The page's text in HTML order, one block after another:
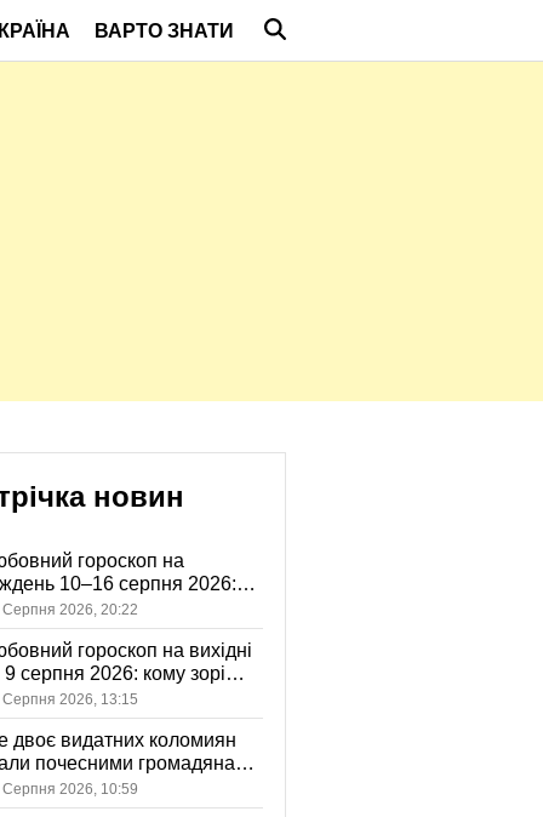
ВАРТО ЗНАТИ
новин
гороскоп на
10–16 серпня 2026:
зорі готують у стосунках
знаку
Серпня 2026, 20:22
гороскоп на вихідні
9 серпня 2026: кому зорі
ніжність, а кому —
розмову
Серпня 2026, 13:15
двоє видатних коломиян
почесними громадянами
Серпня 2026, 10:59